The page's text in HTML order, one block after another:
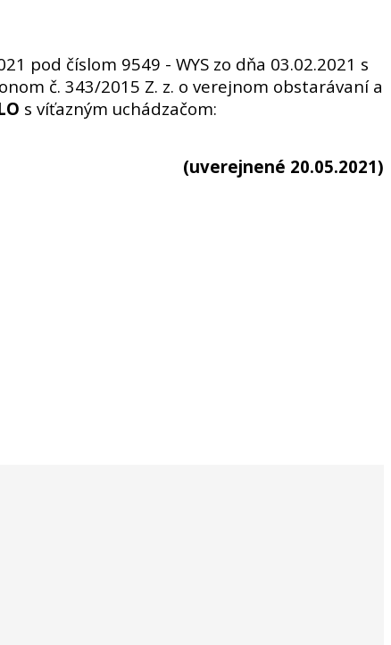
pod číslom 9549 - WYS zo dňa 03.02.2021 s
č. 343/2015 Z. z. o verejnom obstarávaní a
s víťazným uchádzačom:
(uverejnené 20.05.2021)